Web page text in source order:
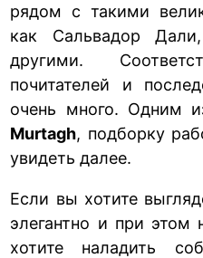
рядом с такими
как Сальвадор
другими.
почитателей и
очень много. Одним
Murtagh, подборку
увидеть далее.
Если вы хотите
элегантно и при этом
хотите наладить